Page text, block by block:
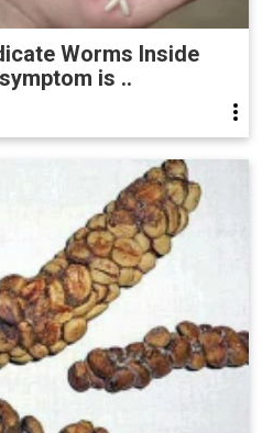
Worms Inside
is ..